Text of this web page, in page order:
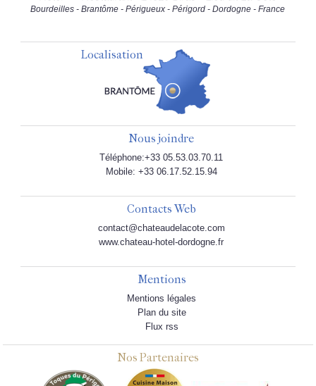
Bourdeilles - Brantôme - Périgueux - Périgord - Dordogne - France
Localisation
Nous joindre
Téléphone:+33 05.53.03.70.11
Mobile: +33 06.17.52.15.94
Contacts Web
contact@chateaudelacote.com
www.chateau-hotel-dordogne.fr
Mentions
Mentions légales
Plan du site
Flux rss
Nos Partenaires